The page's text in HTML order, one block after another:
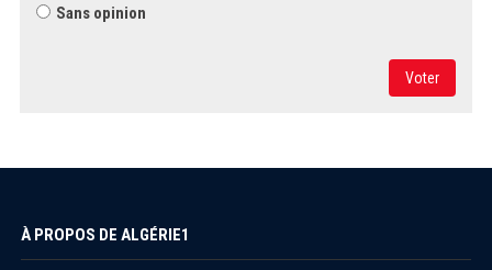
Sans opinion
Voter
À PROPOS DE ALGÉRIE1